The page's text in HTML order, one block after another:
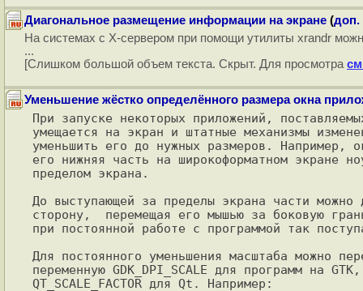
Диагональное размещение информации на экране (доп.
На системах с X-сервером при помощи утилиты xrandr
...
[Слишком большой объем текста. Скрыт. Для просмотра
Уменьшение жёстко определённого размера окна
При запуске некоторых приложений,
умещается на экран и штатные механизмы
уменьшить его до нужных размеров. Например,
его нижняя часть на широкоформатном экране
пределом экрана.
До выступающей за пределы экрана части можно
сторону,  перемещая его мышью за боковую
при постоянной работе с программой так
Для постоянного уменьшения масштаба можно
переменную GDK_DPI_SCALE для программ на
QT_SCALE_FACTOR для Qt. Например: